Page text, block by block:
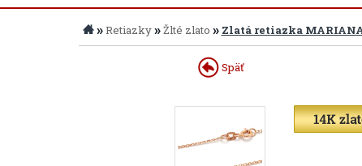
»Retiazky»Žlté zlato » Zlatá retiazka
Späť